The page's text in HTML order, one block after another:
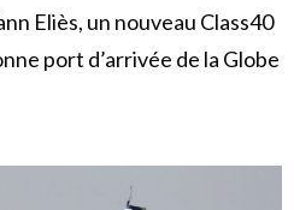
Eliès, un nouveau Class40
port d’arrivée de la Globe